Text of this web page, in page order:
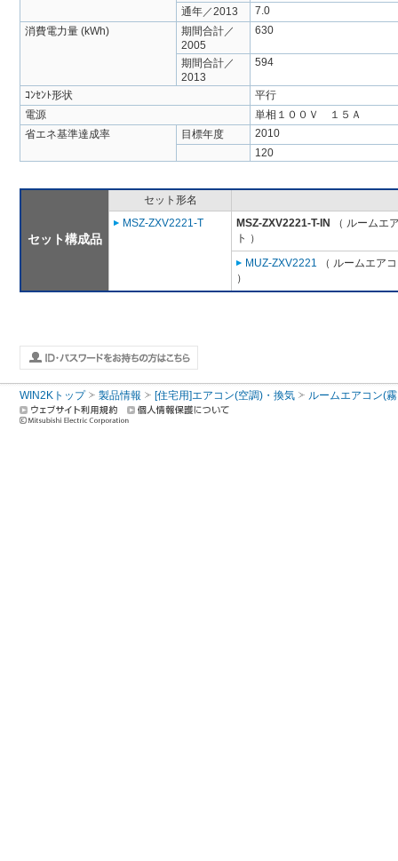
通年／2013
7.0
消費電力量 (kWh)
期間合計／
2005
630
期間合計／
2013
594
ｺﾝｾﾝﾄ形状
平行
電源
単相１００Ｖ １５Ａ
省エネ基準達成率
目標年度
2010
120
セット構成品
セット形名
MSZ-ZXV2221-T
MSZ-ZXV2221-T-IN
（ ルームエ
ト ）
MUZ-ZXV2221 （ ルームエア
）
WIN2Kトップ 製品情報 [住宅用]エアコン(空調)・換気 ルームエアコン(